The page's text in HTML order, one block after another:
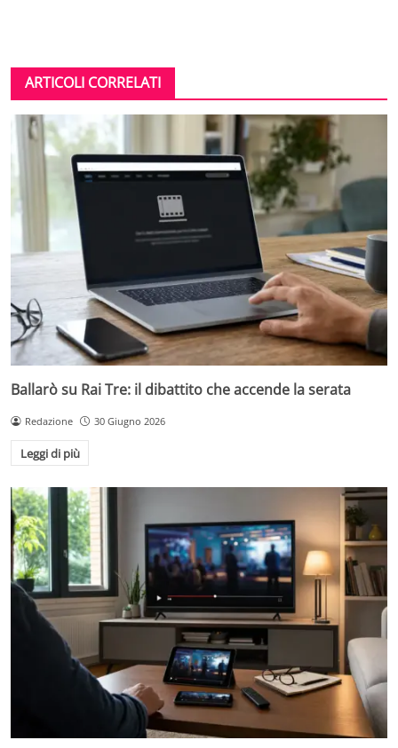
ARTICOLI CORRELATI
Ballarò su Rai Tre: il dibattito che accende la serata
Redazione 30 Giugno 2026
Leggi di più